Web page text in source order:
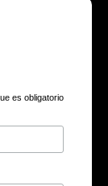
es obligatorio